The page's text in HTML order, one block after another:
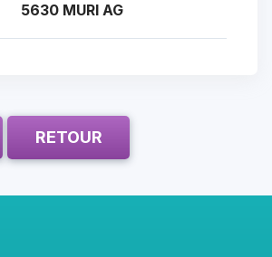
5630 MURI AG
RETOUR